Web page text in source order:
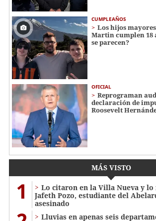
CUMPLEAÑOS
Los hijos
Martin cumplen 18
se parecen?
OFICIAL
Reprograman
declaración de
Roosevelt
MÁS VISTO
1
Lo citaron en la Villa Nueva y
Jafeth Pozo, estudiante del
asesinado
Lluvias en apenas seis